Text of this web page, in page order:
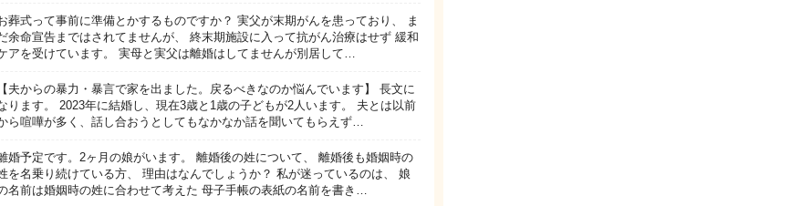
葬式って事前に準備とかするものですか？ 実父が末期がんを患っており、 ま
余命宣告まではされてませんが、 終末期施設に入って抗がん治療はせず 緩和
アを受けています。 実母と実父は離婚はしてませんが別居して…
【夫からの暴力・暴言で家を出ました。戻るべきなのか悩んでいます】 長文に
ります。 2023年に結婚し、現在3歳と1歳の子どもが2人います。 夫とは以前
ら喧嘩が多く、話し合おうとしてもなかなか話を聞いてもらえず…
婚予定です。2ヶ月の娘がいます。 離婚後の姓について、 離婚後も婚姻時の
を名乗り続けている方、 理由はなんでしょうか？ 私が迷っているのは、 娘
名前は婚姻時の姓に合わせて考えた 母子手帳の表紙の名前を書き…